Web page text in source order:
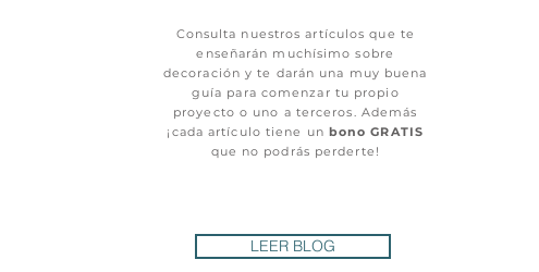
Consulta nuestros artículos que te
enseñarán muchísimo sobre
decoración y te darán una muy buena
guía para comenzar tu propio
proyecto o uno a terceros. Además
¡cada artículo tiene un bono GRATIS
que no podrás perderte!
LEER BLOG